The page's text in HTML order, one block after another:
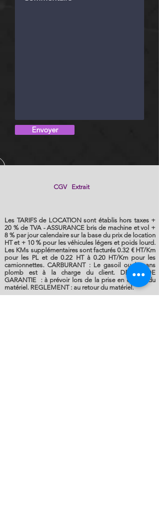
Envoyer
CGV Extrait
Les TARIFS de LOCATION sont établis hors taxes +
20 % de TVA - ASSURANCE bris de machine et vol +
8 % par jour calendaire sur la base du prix de location
HT et + 10 % pour les véhicules légers et poids lourd.
Les KMs supplémentaires sont facturés 0.32 € HT/Km
pour les PL et de 0.22 HT à 0.20 HT/Km pour les
camionnettes. CARBURANT : Le gasoil ou le sans
plomb est à la charge du client. DEPOT DE
GARANTIE : à prévoir lors de la prise en charge du
matériel. REGLEMENT : au retour du matériel.